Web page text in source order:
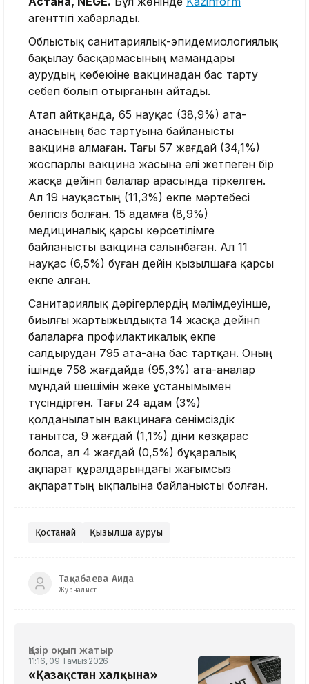
агенттігі хабарлады.
Облыстық санитариялық-эпидемиологиялық
бақылау басқармасының мамандары
аурудың көбеюіне вакцинадан бас тарту
себеп болып отырғанын айтады.
Атап айтқанда, 65 науқас (38,9%) ата-
анасының бас тартуына байланысты
вакцина алмаған. Тағы 57 жағдай (34,1%)
жоспарлы вакцина жасына әлі жетпеген бір
жасқа дейінгі балалар арасында тіркелген.
Ал 19 науқастың (11,3%) екпе мәртебесі
белгісіз болған. 15 адамға (8,9%)
медициналық қарсы көрсетілімге
байланысты вакцина салынбаған. Ал 11
науқас (6,5%) бұған дейін қызылшаға қарсы
екпе алған.
Санитариялық дәрігерлердің мәлімдеуінше,
биылғы жартыжылдықта 14 жасқа дейінгі
балаларға профилактикалық екпе
салдырудан 795 ата-ана бас тартқан. Оның
ішінде 758 жағдайда (95,3%) ата-аналар
мұндай шешімін жеке ұстанымымен
түсіндірген. Тағы 24 адам (3%)
қолданылатын вакцинаға сенімсіздік
танытса, 9 жағдай (1,1%) діни көзқарас
болса, ал 4 жағдай (0,5%) бұқаралық
ақпарат құралдарындағы жағымсыз
ақпараттың ықпалына байланысты болған.
Қостанай Қызылша ауруы
Тақабаева Аида
Журналист
Қазір оқып жатыр
11:16, 09 Тамыз 2026
«Қазақстан халқына»